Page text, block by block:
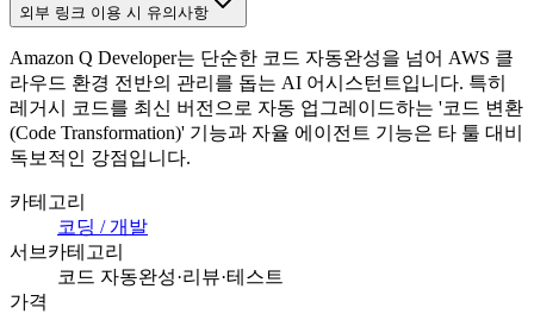
외부 링크 이용 시 유의사항
Amazon Q Developer는 단순한 코드 자동완성을 넘어 AWS 클
라우드 환경 전반의 관리를 돕는 AI 어시스턴트입니다. 특히
레거시 코드를 최신 버전으로 자동 업그레이드하는 '코드 변환
(Code Transformation)' 기능과 자율 에이전트 기능은 타 툴 대비
독보적인 강점입니다.
카테고리
코딩 / 개발
서브카테고리
코드 자동완성·리뷰·테스트
가격